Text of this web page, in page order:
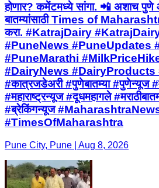
होणार? कमेंटमध्ये सांगा. 📲 अशाच पुणे
बातम्यांसाठी Times of
करा. #KatrajDairy
#PuneNews #PuneUpdates
#PuneMarathi
#DairyNews #DairyProducts
#कात्रजडेअरी #पुणेबातम्या #पुणेन्यूज
#महाराष्ट्रन्यूज #दूधमहागले
#ब्रेकिंगन्यूज
#TimesOfMaharashtra
Pune City, Pune | Aug 8, 2026